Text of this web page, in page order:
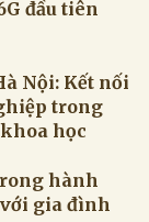
đầu tiên
Nội: Kết nối
trong
học
hành
gia đình